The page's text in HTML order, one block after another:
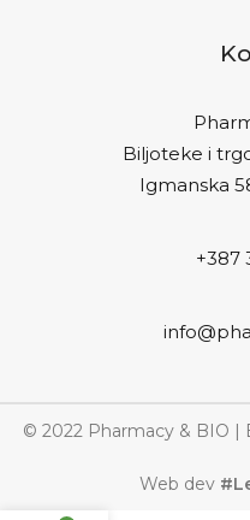
Biljoteke i
Igmanska
+387
© 2022 Pharmacy & BIO |
Web dev